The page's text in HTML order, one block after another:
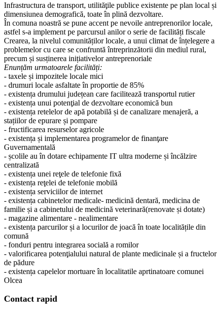
Infrastructura de transport, utilităţile publice existente pe plan local și
dimensiunea demografică, toate în plină dezvoltare.
În comuna noastră se pune accent pe nevoile antreprenorilor locale,
astfel s-a implement pe parcursul anilor o serie de facilități fiscale
Crearea, la nivelul comunităților locale, a unui climat de înțelegere a
problemelor cu care se confruntă întreprinzătorii din mediul rural,
precum și susținerea inițiativelor antreprenoriale
Enunțăm urmatoarele facilități:
- taxele și impozitele locale mici
- drumuri locale asfaltate în proportie de 85%
- existența drumului județean care facilitează transportul rutier
- existența unui potenţial de dezvoltare economică bun
- existența retelelor de apă potabilă și de canalizare menajeră, a
stațiilor de epurare și pompare
- fructificarea resurselor agricole
- existența și implementarea programelor de finanţare
Guvernamentală
- școlile au în dotare echipamente IT ultra moderne și încălzire
centralizată
- existența unei reţele de telefonie fixă
- existența reţelei de telefonie mobilă
- existența serviciilor de internet
- existența cabinetelor medicale- medicină dentară, medicina de
familie și a cabinetului de medicină veterinară(renovate și dotate)
- magazine alimentare - nealimentare
- existența parcurilor și a locurilor de joacă în toate localitățile din
comună
- fonduri pentru integrarea socială a romilor
- valorificarea potenţialului natural de plante medicinale și a fructelor
de pădure
- existența capelelor mortuare în localitatile aprtinatoare comunei
Olcea
Contact rapid